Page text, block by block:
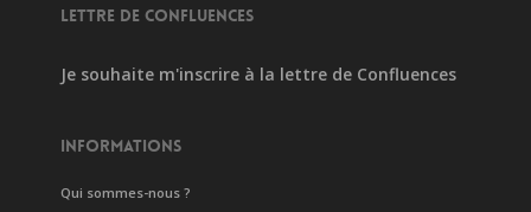
LETTRE DE CONFLUENCES
Je souhaite m'inscrire à la lettre de Confluences
INFORMATIONS
Qui sommes-nous ?